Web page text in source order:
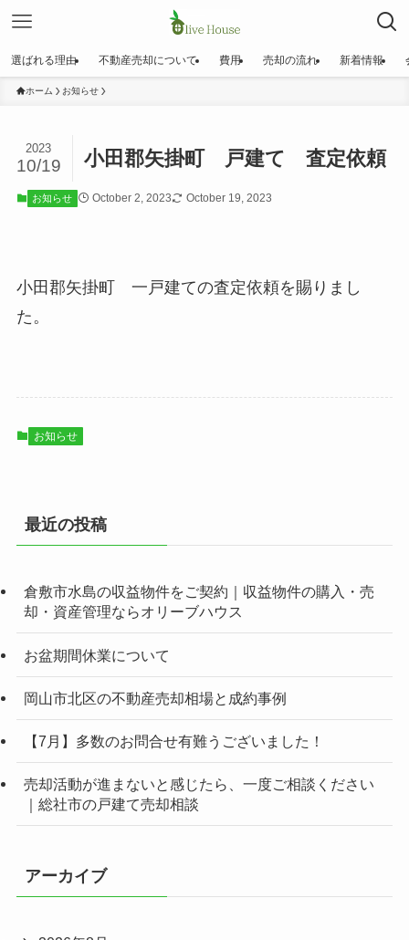
選ばれる理由 不動産売却について 費用 売却の流れ 新着情報
ホーム お知らせ
小田郡矢掛町 戸建て 査定依頼
2023
10/19
お知らせ October 2, 2023 October 19, 2023
小田郡矢掛町 一戸建ての査定依頼を賜りまし
た。
お知らせ
最近の投稿
倉敷市水島の収益物件をご契約｜収益物件の購入・売
却・資産管理ならオリーブハウス
お盆期間休業について
岡山市北区の不動産売却相場と成約事例
【7月】多数のお問合せ有難うございました！
売却活動が進まないと感じたら、一度ご相談ください
｜総社市の戸建て売却相談
アーカイブ